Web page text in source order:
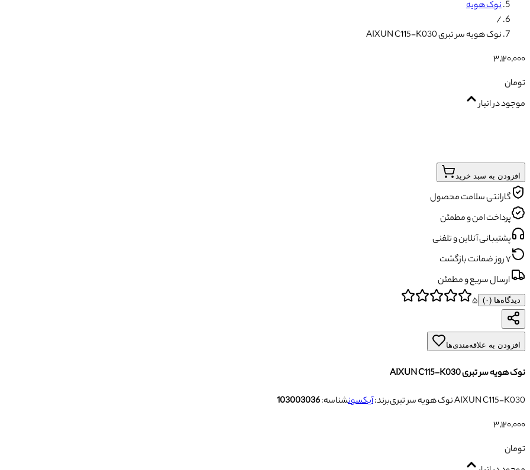
نوک هویه
/
نوک هویه سر تبری AIXUN C115-K030
۳٬۱۲۰٬۰۰۰
تومان
موجود در انبار
افزودن به سبد خرید
گارانتی سلامت محصول
پرداخت امن و مطمئن
پشتیبانی آنلاین و تلفنی
۷ روز ضمانت بازگشت
ارسال سریع و مطمئن
دیدگاه‌ها (۰) ۵
افزودن به علاقه‌مندی‌ها
نوک هویه سر تبری AIXUN C115-K030
نوک هویه سر تبری AIXUN C115-K030
برند:آیکسونشناسه:103003036
۳٬۱۲۰٬۰۰۰
تومان